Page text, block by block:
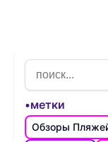
•метки
Обзоры